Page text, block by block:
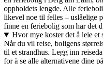
oppholdets lengde. Alle
likevel noe til felles – uslåelige
finne en feriebolig som har det
Hvor mye koster det å leie et
Når du vil reise, boligens
til et strandhus. Legg inn
for å se alle alternativene dine